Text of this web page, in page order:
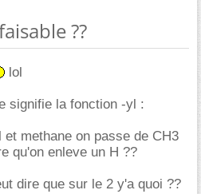
??
lol
signifie la fonction -yl :
methane on passe de CH3
qu'on enleve un H ??
dire que sur le 2 y'a quoi ??